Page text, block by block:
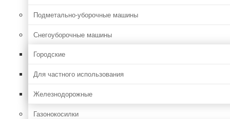
Подметально-уборочные машины
Снегоуборочные машины
Городские
Для частного использования
Железнодорожные
Газонокосилки